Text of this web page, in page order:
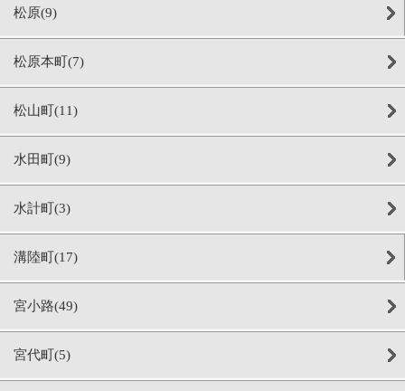
松原(9)
松原本町(7)
松山町(11)
水田町(9)
水計町(3)
溝陸町(17)
宮小路(49)
宮代町(5)